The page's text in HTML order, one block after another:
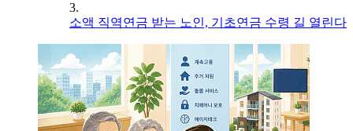
3.
소액 직역연금 받는 노인, 기초연금 수령 길 열린다